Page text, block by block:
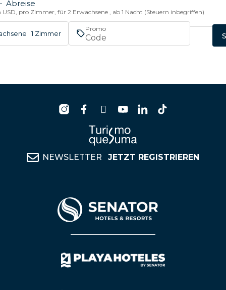
Abreise
USD, pro Zimmer, für 2 Erwachsene , ab 1 Nacht (Steuern inbegriffen)
· 1 Zimmer
Promo
NEWSLETTER JETZT REGISTRIEREN